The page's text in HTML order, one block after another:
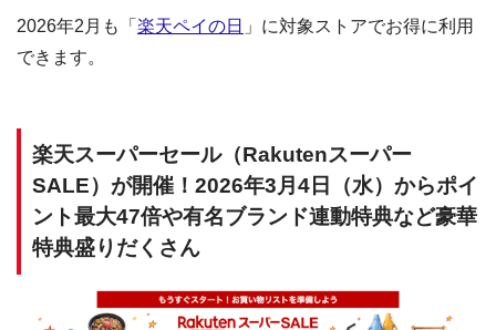
2026年2月も「 楽天ペイの日 」に対象ストアでお得に利用
できます。
楽天スーパーセール（Rakutenスーパー
SALE）が開催！2026年3月4日（水）からポイ
ント最大47倍や有名ブランド連動特典など豪華
特典盛りだくさん